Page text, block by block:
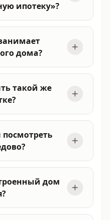
ипотеку»?
дома?
такой же
дом